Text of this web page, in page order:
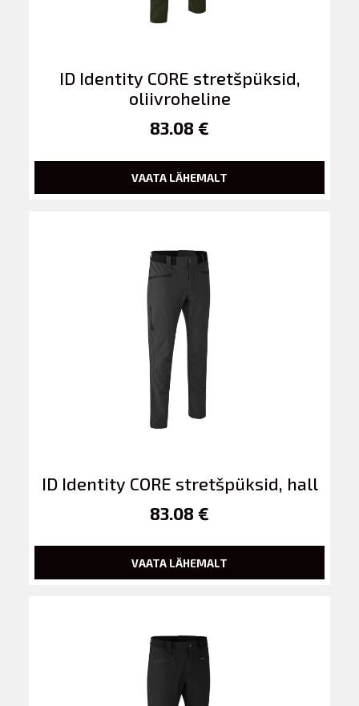
ID Identity CORE stretšpüksid,
oliivroheline
83.08 €
VAATA LÄHEMALT
ID Identity CORE stretšpüksid, hall
83.08 €
VAATA LÄHEMALT